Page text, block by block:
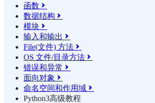
函数 
数据结构 
模块 
输入和输出 
File(文件) 方法 
OS 文件/目录方法 
错误和异常 
面向对象 
命名空间和作用域 
Python3高级教程